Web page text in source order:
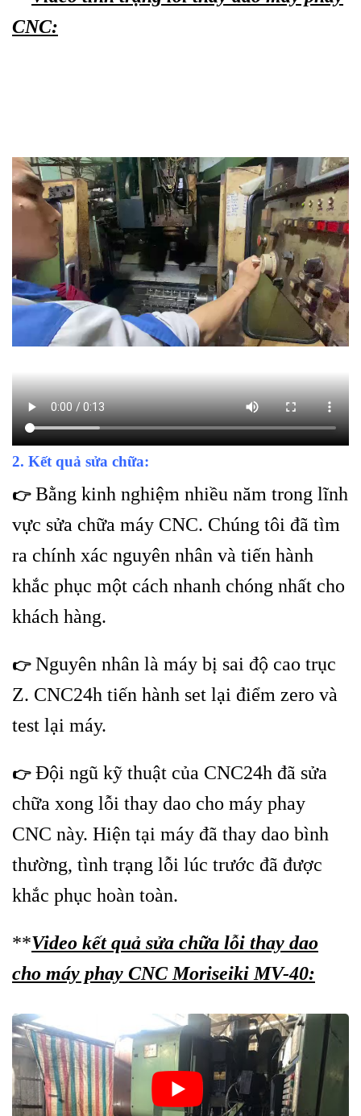
CNC:
2. Kết quả sửa chữa:
👉Bằng kinh nghiệm nhiều năm trong lĩnh
vực sửa chữa máy CNC. Chúng tôi đã tìm
ra chính xác nguyên nhân và tiến hành
khắc phục một cách nhanh chóng nhất cho
khách hàng.
👉Nguyên nhân là máy bị sai độ cao trục
Z. CNC24h tiến hành set lại điểm zero và
test lại máy.
👉Đội ngũ kỹ thuật của CNC24h đã sửa
chữa xong lỗi thay dao cho máy phay
CNC này. Hiện tại máy đã thay dao bình
thường, tình trạng lỗi lúc trước đã được
khắc phục hoàn toàn.
**Video kết quả sửa chữa lỗi thay dao
cho máy phay CNC Moriseiki MV-40: